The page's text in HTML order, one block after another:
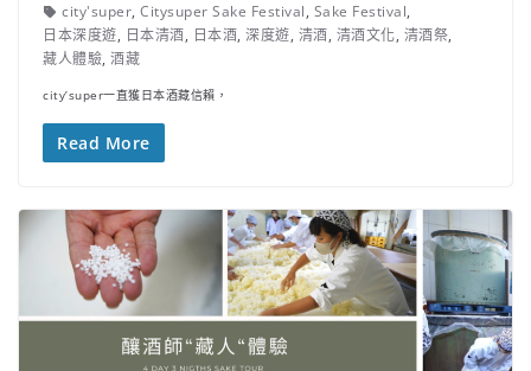
city'super, Citysuper Sake Festival, Sake Festival,
日本深度遊, 日本清酒, 日本酒, 深度遊, 清酒, 清酒文化, 清酒祭,
藏人體驗, 酒藏
city’super一直獲日本酒藏信賴，
Read More